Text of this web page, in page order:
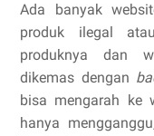
Ada banyak
produk ilegal
produknya dan
dikemas dengan
bisa mengarah ke
hanya